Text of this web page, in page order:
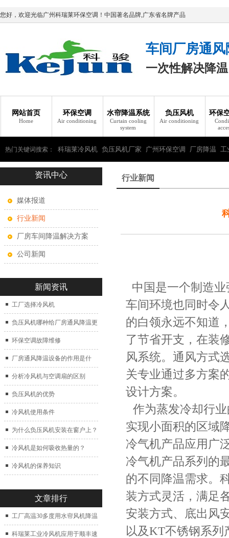
您好，欢迎光临广州科瑞莱环保空调！中国著名品牌,广东省名牌产品
车间厂房通
一次性解决降
网站首页
Home
环保空调
Air conditioning
水帘降温系统
Curtain cooling
system
负压风机
Air conditioning
环保
热门关键词搜索： 科瑞莱冷风机 负压风机厂家 广州环保空调 厂房降温 工
瑞莱环保空调资讯中心
媒体报道
行业新闻
厂房车间降温解决方案
公司新闻
新闻资讯
工厂选择冷风机
负压风机哪种给厂房通风降温更
好？
环保空调故障维修
厂房通风降温设备的作用是什
么？
分析冷风机与空调扇的区别
负压风机的优势
冷风机使用条件
为什么负压风机安装在窗户上？
冷风机是如何吸收热量的？
冷风机的保养知识
文章排行
工厂高温30多度用水帘风机降温
科瑞莱工业冷风机应用于顺丰速
行业新闻
中国是一个制造
车间环境也同时令
的白领永远不知道
了节省开支，在装
风系统。通风方式
关专业通过多方案
设计方案。
作为蒸发冷却行
实现小面积的区域
冷气机产品应用广
冷气机产品系列的
的不同降温需求。
装方式灵活，满足
安装方式、底出风
以及KT不锈钢系列